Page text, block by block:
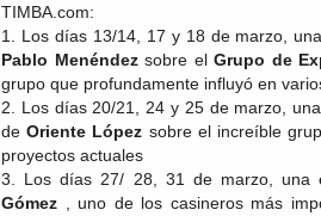
TIMBA.com:
1. Los días 13/14, 17 y 18 de marzo,
Pablo Menéndezsobre el Grupo de
grupo que profundamente influyó en
2. Los días 20/21, 24 y 25 de marzo,
deOriente López sobre el increíble
proyectos actuales
3. Los días 27/ 28, 31 de marzo, una
Gómez , uno de los casineros más